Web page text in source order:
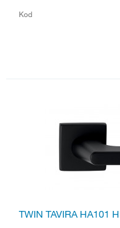
Kod
TWIN TAVIRA HA101